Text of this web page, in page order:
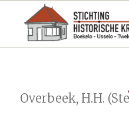
Overbeek, H.H.